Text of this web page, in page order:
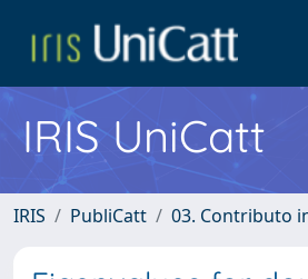
IRIS UniCatt
IRIS PubliCatt 03. Contributo